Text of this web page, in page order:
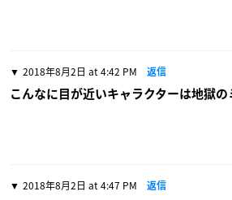
2018年8月2日 at 4:42 PM 返信
こんなに目が近いキャラクターは地獄の
2018年8月2日 at 4:47 PM 返信